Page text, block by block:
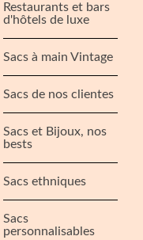
Restaurants et bars
d'hôtels de luxe
Sacs à main Vintage
Sacs de nos clientes
Sacs et Bijoux, nos
bests
Sacs ethniques
Sacs
personnalisables